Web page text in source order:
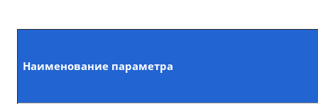
Наименование параметра